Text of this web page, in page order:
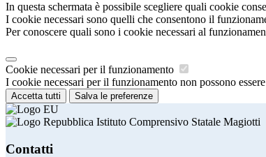
In questa schermata è possibile scegliere quali cookie
I cookie necessari sono quelli che consentono il
Per conoscere quali sono i cookie necessari al
Cookie necessari per il funzionamento
I cookie necessari per il funzionamento non possono
Accetta tutti Salva le preferenze
Istituto Comprensivo Statale Magiotti
Contatti